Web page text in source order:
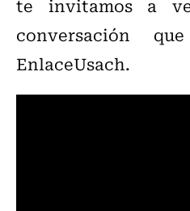
te invitamos a
conversación
EnlaceUsach.